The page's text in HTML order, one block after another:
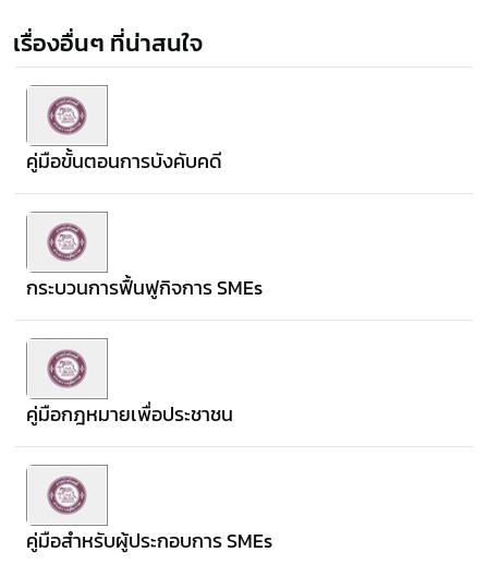
เรื่องอื่นๆ ที่น่าสนใจ
คู่มือขั้นตอนการบังคับคดี
กระบวนการฟื้นฟูกิจการ SMEs
คู่มือกฎหมายเพื่อประชาชน
คู่มือสำหรับผู้ประกอบการ SMEs